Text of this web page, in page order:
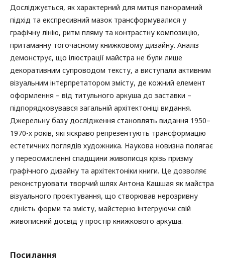
Досліджується, як характерний для митця панорамний
підхід та експресивний мазок трансформувалися у
графічну лінію, ритм пляму та контрастну композицію,
притаманну тогочасному книжковому дизайну. Аналіз
демонструє, що ілюстрації майстра не були лише
декоративним супроводом тексту, а виступали активним
візуальним інтерпретатором змісту, де кожний елемент
оформлення – від титульного аркуша до заставки –
підпорядковувався загальній архітектоніці видання.
Джерельну базу дослідження становлять видання 1950–
1970-х років, які яскраво репрезентують трансформацію
естетичних поглядів художника. Наукова новизна полягає
у переосмисленні спадщини живописця крізь призму
графічного дизайну та архітектоніки книги. Це дозволяє
реконструювати творчий шлях Антона Кашшая як майстра
візуального проєктування, що створював нерозривну
єдність форми та змісту, майстерно інтегруючи свій
живописний досвід у простір книжкового аркуша.
Посилання